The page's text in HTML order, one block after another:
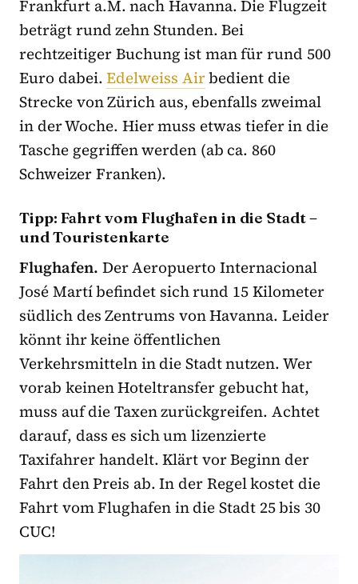
Frankfurt a.M. nach Havanna. Die Flugzeit
beträgt rund zehn Stunden. Bei
rechtzeitiger Buchung ist man für rund 500
Euro dabei.Edelweiss Airbedient die
Strecke von Zürich aus, ebenfalls zweimal
in der Woche. Hier muss etwas tiefer in die
Tasche gegriffen werden (ab ca. 860
Schweizer Franken).
Tipp: Fahrt vom Flughafen in die Stadt –
und Touristenkarte
Flughafen. Der Aeropuerto Internacional
José Martí befindet sich rund 15 Kilometer
südlich des Zentrums von Havanna. Leider
könnt ihr keine öffentlichen
Verkehrsmitteln in die Stadt nutzen. Wer
vorab keinen Hoteltransfer gebucht hat,
muss auf die Taxen zurückgreifen. Achtet
darauf, dass es sich um lizenzierte
Taxifahrer handelt. Klärt vor Beginn der
Fahrt den Preis ab. In der Regel kostet die
Fahrt vom Flughafen in die Stadt 25 bis 30
CUC!